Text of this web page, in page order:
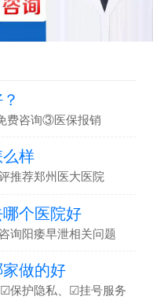
费咨询③医保报销
样
推荐郑州医大医院
个医院好
询阳痿早泄相关问题
做的好
保护隐私、☑挂号服务